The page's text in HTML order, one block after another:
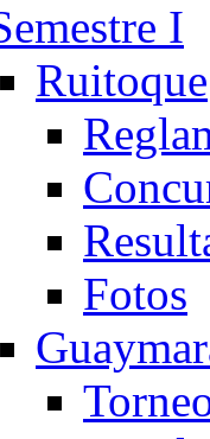
I
Ruitoque
Fotos